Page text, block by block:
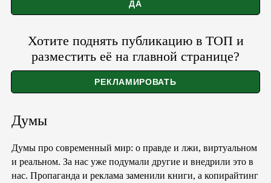
Хотите поднять публикацию в ТОП и
разместить её на главной странице?
Думы
Думы про современный мир: о правде и лжи, виртуальном
и реальном. За нас уже подумали другие и внедрили это в
нас. Пропаганда и реклама заменили книги, а копирайтинг